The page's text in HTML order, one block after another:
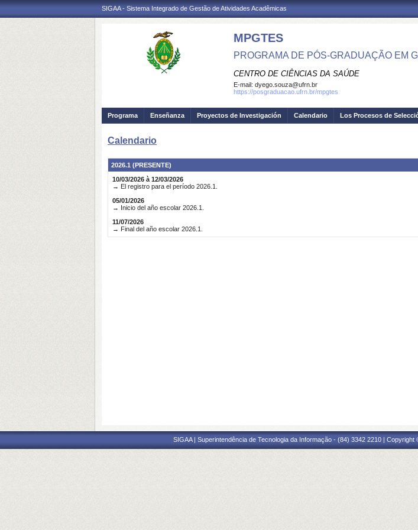
SIGAA - Sistema Integrado de Gestão de Atividades Acadêmicas
MPGTES
PROGRAMA DE PÓS-GRADUAÇÃO EM
CENTRO DE CIÊNCIAS DA SAÚDE
E-mail: dyego.souza@ufrn.br
https://posgraduacao.ufrn.br/mpgtes
Programa Enseñanza Proyectos de Investigación Calendario Los Procesos de
Calendario
2026.1 (PRESENTE)
10/03/2026 à 12/03/2026
→ El registro para el período 2026.1.
05/01/2026
→ Inicio del año escolar 2026.1.
11/07/2026
→ Final del año escolar 2026.1.
SIGAA | Superintendência de Tecnologia da Informação - (84) 3342 2210 |